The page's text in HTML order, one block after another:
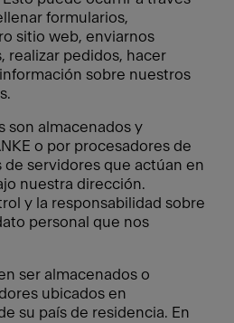
formularios,
sitio web, enviarnos
realizar pedidos, hacer
sobre nuestros
son almacenados y
o por procesadores de
servidores que actúan en
nuestra dirección.
y la responsabilidad sobre
personal que nos
ser almacenados o
ubicados en
su país de residencia. En